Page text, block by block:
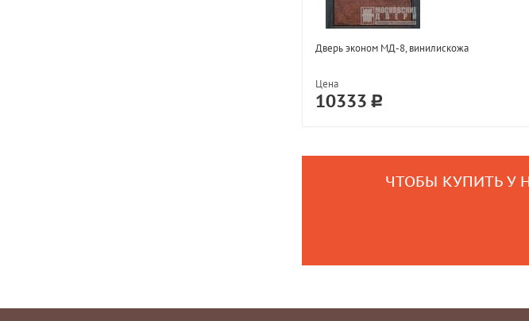
Дверь эконом МД-8, винилискожа
Цена
10333
ЧТОБЫ КУПИТЬ У